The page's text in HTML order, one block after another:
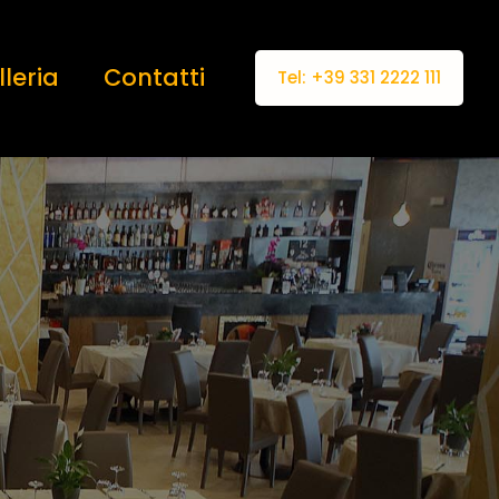
Contatti Tel: +39 331 2222 111